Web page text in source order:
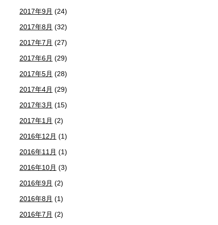
2017年9月 (24)
2017年8月 (32)
2017年7月 (27)
2017年6月 (29)
2017年5月 (28)
2017年4月 (29)
2017年3月 (15)
2017年1月 (2)
2016年12月 (1)
2016年11月 (1)
2016年10月 (3)
2016年9月 (2)
2016年8月 (1)
2016年7月 (2)